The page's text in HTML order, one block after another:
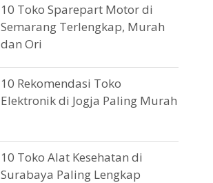
10 Toko Sparepart Motor di
Semarang Terlengkap, Murah
dan Ori
10 Rekomendasi Toko
Elektronik di Jogja Paling Murah
10 Toko Alat Kesehatan di
Surabaya Paling Lengkap